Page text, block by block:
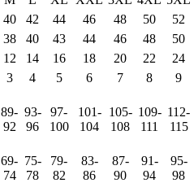
40 42 44 46 48 50
52
38 40 43 44 46 48
50
12 14 16 18 20 22
24
3 4 5 6 7 8
9
89-
92
93-
96
97-
100
101-
104
105-
108
109-
111
112-
115
69-
74
75-
78
79-
82
83-
86
87-
90
91-
94
95-
98